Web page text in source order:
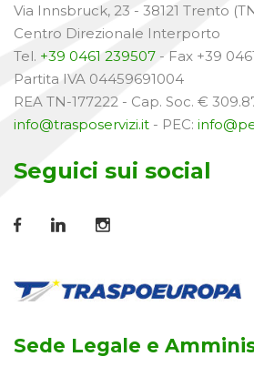
Via Innsbruck, 23 - 38121 Trento
Centro Direzionale Interporto
Tel. +39 0461 239507 - Fax +39
Partita IVA 04459691004
REA TN-177222 - Cap. Soc. €
info@trasposervizi.it - PEC:
Seguici sui social
Sede Legale e